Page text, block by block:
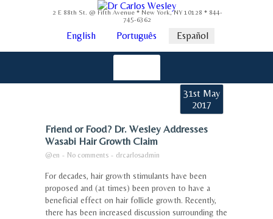
2 E 88th St. @ Fifth Avenue * New York, NY 10128 * 844-
745-6362
English Português Español
31st May
2017
Friend or Food? Dr. Wesley Addresses
Wasabi Hair Growth Claim
@en - No comments - drcarlosadmin
For decades, hair growth stimulants have been
proposed and (at times) been proven to have a
beneficial effect on hair follicle growth. Recently,
there has been increased discussion surrounding the